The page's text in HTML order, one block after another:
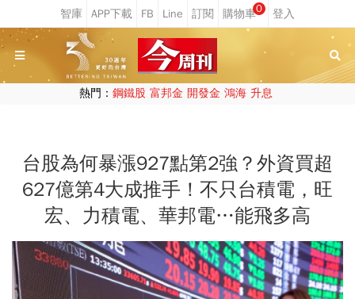
0
熱門： 鋼鐵股 富邦金 開發金 鴻海 升息
台股為何暴漲927點第2強？外資買超
627億第4大成推手！不只台積電，旺
宏、力積電、華邦電…能飛多高